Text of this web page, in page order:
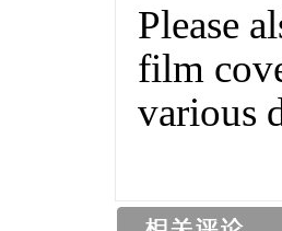
Please
film
various